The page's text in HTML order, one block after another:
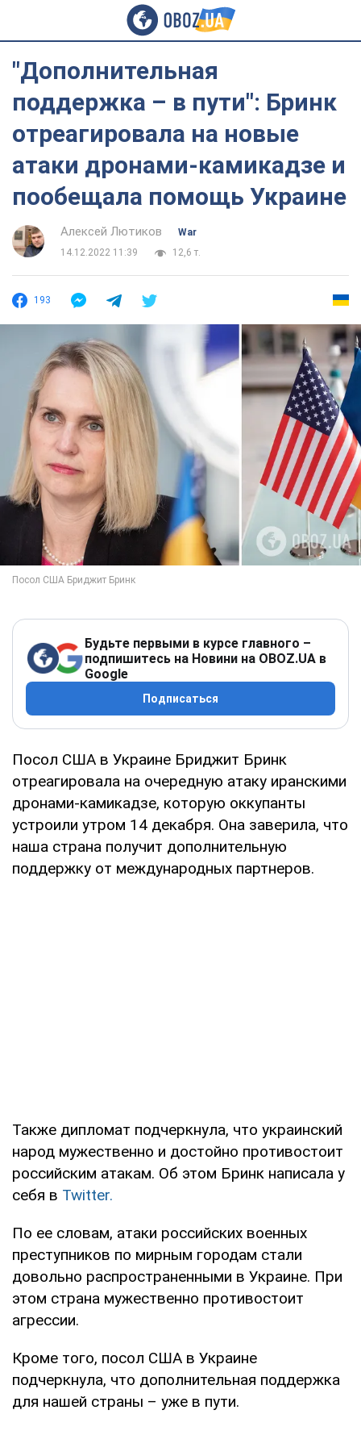
"Дополнительная
поддержка – в пути": Бринк
отреагировала на новые
атаки дронами-камикадзе и
пообещала помощь Украине
Алексей Лютиков
War
14.12.2022 11:39
12,6 т.
193
Будьте первыми в курсе главного –
подпишитесь на Новини на OBOZ.UA в
Google
Подписаться
Посол США в Украине Бриджит Бринк
отреагировала на очередную атаку иранскими
дронами-камикадзе, которую оккупанты
устроили утром 14 декабря. Она заверила, что
наша страна получит дополнительную
поддержку от международных партнеров.
Также дипломат подчеркнула, что украинский
народ мужественно и достойно противостоит
российским атакам. Об этом Бринк написала у
себя в Twitter.
По ее словам, атаки российских военных
преступников по мирным городам стали
довольно распространенными в Украине. При
этом страна мужественно противостоит
агрессии.
Кроме того, посол США в Украине
подчеркнула, что дополнительная поддержка
для нашей страны – уже в пути.